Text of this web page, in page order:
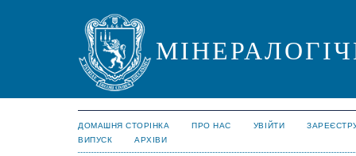
ДОМАШНЯ СТОРІНКА ПРО НАС УВІЙТИ
ВИПУСК
АРХІВИ